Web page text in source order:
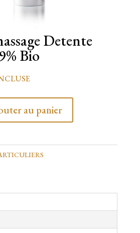
Detente
Bio
au panier